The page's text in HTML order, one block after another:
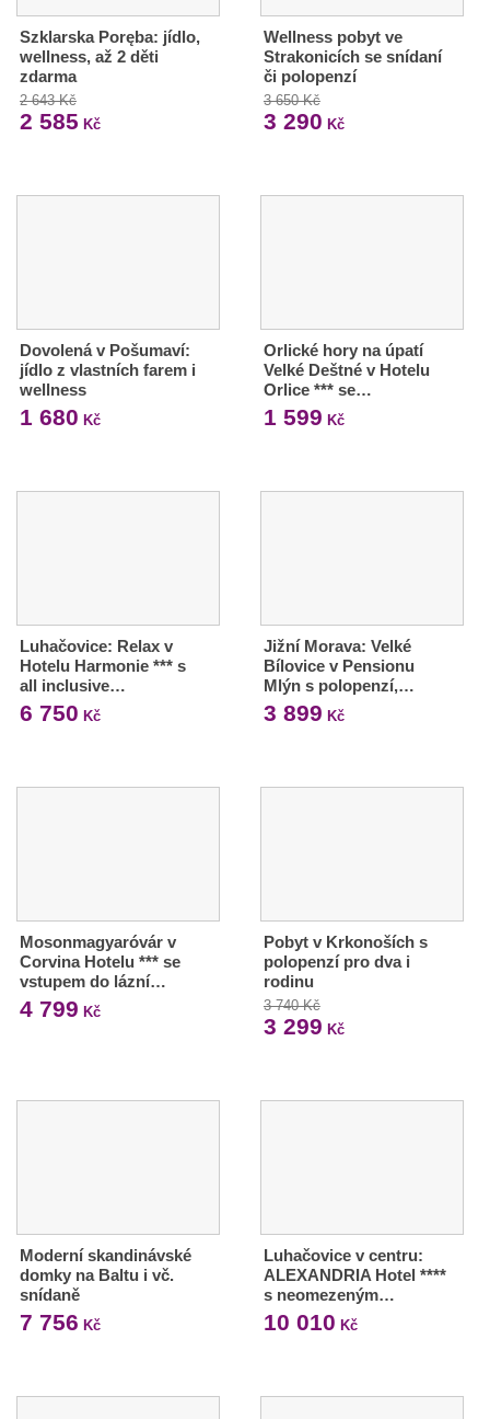
Szklarska Poręba: jídlo,
wellness, až 2 děti
zdarma
2 643 Kč
2 585 Kč
Wellness pobyt ve
Strakonicích se snídaní
či polopenzí
3 650 Kč
3 290 Kč
Dovolená v Pošumaví:
jídlo z vlastních farem i
wellness
1 680 Kč
Orlické hory na úpatí
Velké Deštné v Hotelu
Orlice *** se…
1 599 Kč
Luhačovice: Relax v
Hotelu Harmonie *** s
all inclusive…
6 750 Kč
Jižní Morava: Velké
Bílovice v Pensionu
Mlýn s polopenzí,…
3 899 Kč
Mosonmagyaróvár v
Corvina Hotelu *** se
vstupem do lázní…
4 799 Kč
Pobyt v Krkonoších s
polopenzí pro dva i
rodinu
3 740 Kč
3 299 Kč
Moderní skandinávské
domky na Baltu i vč.
snídaně
7 756 Kč
Luhačovice v centru:
ALEXANDRIA Hotel ****
s neomezeným…
10 010 Kč